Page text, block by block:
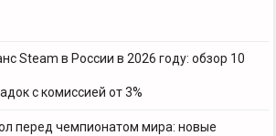
Steam в России в 2026 году: обзор 10
с комиссией от 3%
перед чемпионатом мира: новые